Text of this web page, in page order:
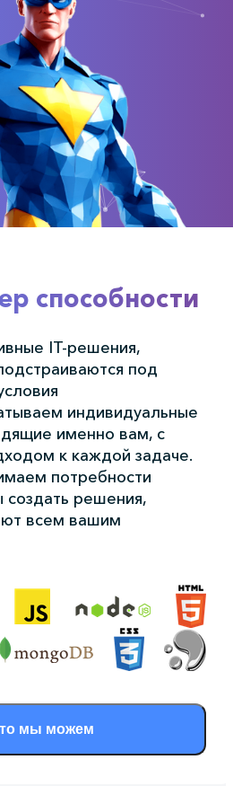
способности
IT-решения,
под
индивидуальные
именно вам, с
к каждой задаче.
потребности
создать решения,
всем вашим
мы можем